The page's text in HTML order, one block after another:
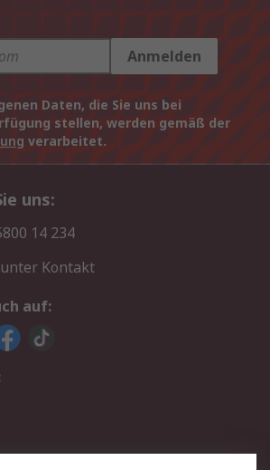
Anmelden
Daten, die Sie uns bei
stellen, werden gemäß der
verarbeitet.
uns:
14 234
Kontakt
auf: